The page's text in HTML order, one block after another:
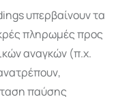
υπερβαίνουν τα
πληρωμές προς
αναγκών (π.χ.
παύσης